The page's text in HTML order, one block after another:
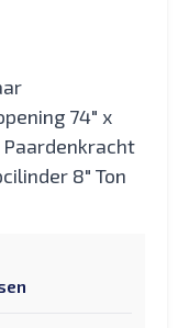
74" x
Paardenkracht
8" Ton